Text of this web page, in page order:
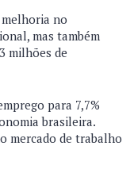
no
mas também
milhões de
para 7,7%
brasileira.
mercado de trabalho